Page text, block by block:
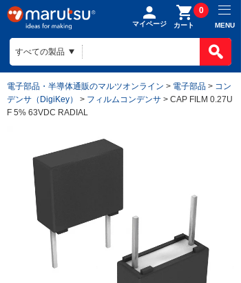
マイページ カート
0
MENU
電子部品・半導体通販のマルツオンライン > 電子部品 > コン
デンサ（DigiKey）
> フィルムコンデンサ > CAP FILM 0.27U
F 5% 63VDC RADIAL